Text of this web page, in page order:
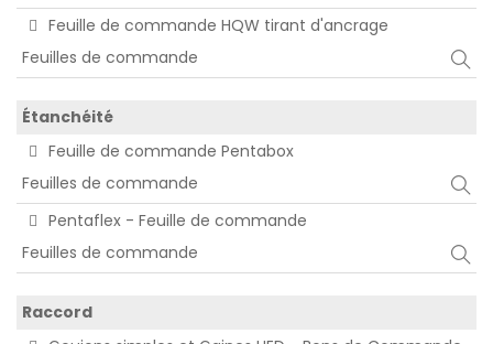
Feuille de commande HQW tirant d'ancrage
Feuilles de commande
Étanchéité
Feuille de commande Pentabox
Feuilles de commande
Pentaflex - Feuille de commande
Feuilles de commande
Raccord